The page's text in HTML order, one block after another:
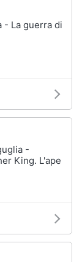
- La guerra di
-
King. L'ape